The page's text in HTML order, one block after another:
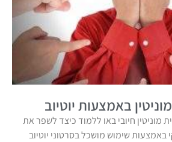
באמצעות יוטיוב
מוניטין חיובי באו ללמוד כיצד לשפר את
באמצעות שימוש מושכל בסרטוני יוטיוב